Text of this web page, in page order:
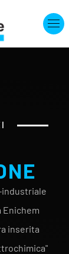
industriale
Enichem
inserita